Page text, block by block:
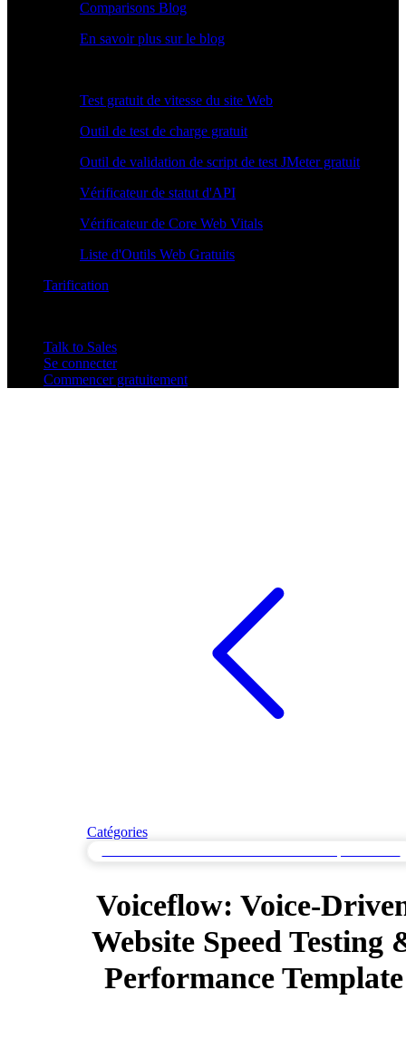
Comparisons Blog
En savoir plus sur le blog
Test gratuit de vitesse du site Web
Outil de test de charge gratuit
Outil de validation de script de test JMeter gratuit
Vérificateur de statut d'API
Vérificateur de Core Web Vitals
Liste d'Outils Web Gratuits
Tarification
Talk to Sales
Se connecter
Commencer gratuitement
Catégories
Voiceflow: Voice-
Website Speed Testing
Performance Template